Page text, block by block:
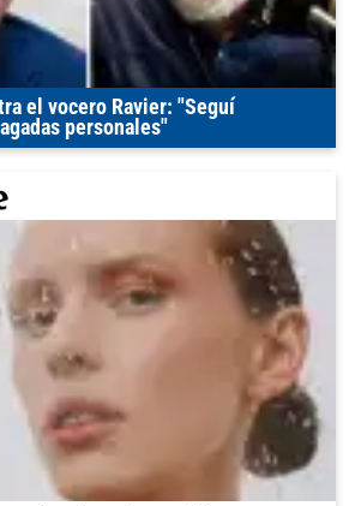
el vocero Ravier: "Seguí
personales"